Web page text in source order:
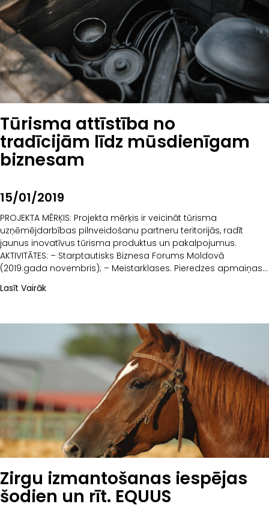
Tūrisma attīstība no
tradīcijām līdz mūsdienīgam
biznesam
15/01/2019
PROJEKTA MĒRĶIS: Projekta mērķis ir veicināt tūrisma
uzņēmējdarbības pilnveidošanu partneru teritorijās, radīt
jaunus inovatīvus tūrisma produktus un pakalpojumus.
AKTIVITĀTES: – Starptautisks Biznesa Forums Moldovā
(2019.gada novembris); – Meistarklases. Pieredzes apmaiņas
Lasīt Vairāk
Zirgu izmantošanas iespējas
šodien un rīt. EQUUS